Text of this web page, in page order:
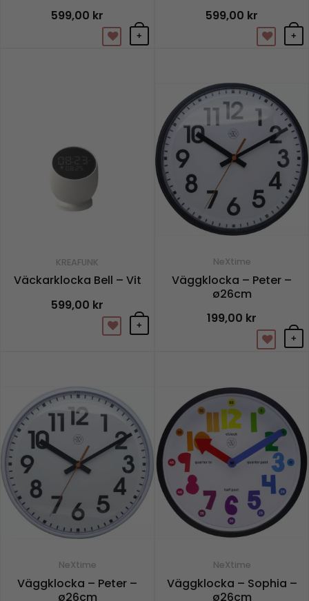
599,00 kr
+
599,00 kr
+
KREAFUNK
Väckarklocka Bell – Vit
599,00 kr
+
NeXtime
Väggklocka – Peter –
ø26cm
199,00 kr
+
NeXtime
Väggklocka – Peter –
ø26cm
NeXtime
Väggklocka – Sophia –
ø26cm